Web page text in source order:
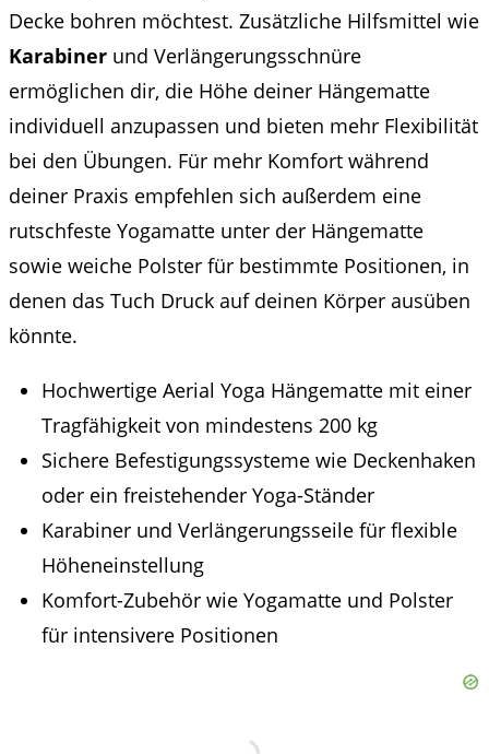
Decke bohren möchtest. Zusätzliche Hilfsmittel wie
Karabiner und Verlängerungsschnüre
ermöglichen dir, die Höhe deiner Hängematte
individuell anzupassen und bieten mehr Flexibilität
bei den Übungen. Für mehr Komfort während
deiner Praxis empfehlen sich außerdem eine
rutschfeste Yogamatte unter der Hängematte
sowie weiche Polster für bestimmte Positionen, in
denen das Tuch Druck auf deinen Körper ausüben
könnte.
Hochwertige Aerial Yoga Hängematte mit einer
Tragfähigkeit von mindestens 200 kg
Sichere Befestigungssysteme wie Deckenhaken
oder ein freistehender Yoga-Ständer
Karabiner und Verlängerungsseile für flexible
Höheneinstellung
Komfort-Zubehör wie Yogamatte und Polster
für intensivere Positionen